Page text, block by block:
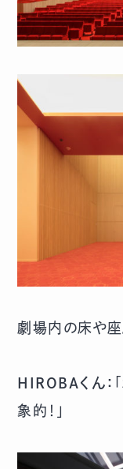
劇場内の床や座
HIROBAくん：
象的！」